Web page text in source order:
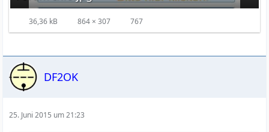
36,36 kB 864 × 307 767
DF2OK
25. Juni 2015 um 21:23